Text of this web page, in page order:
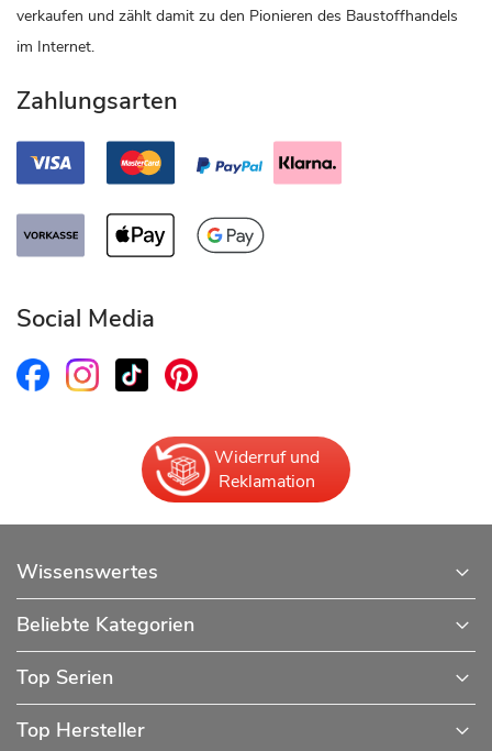
verkaufen und zählt damit zu den Pionieren des Baustoffhandels
im Internet.
Zahlungsarten
Social Media
Widerruf und
Reklamation
Wissenswertes
Beliebte Kategorien
Top Serien
Top Hersteller